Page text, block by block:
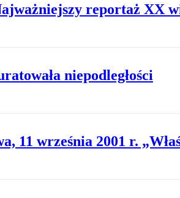
reportaż XX
niepodległości
11 września 2001 r.